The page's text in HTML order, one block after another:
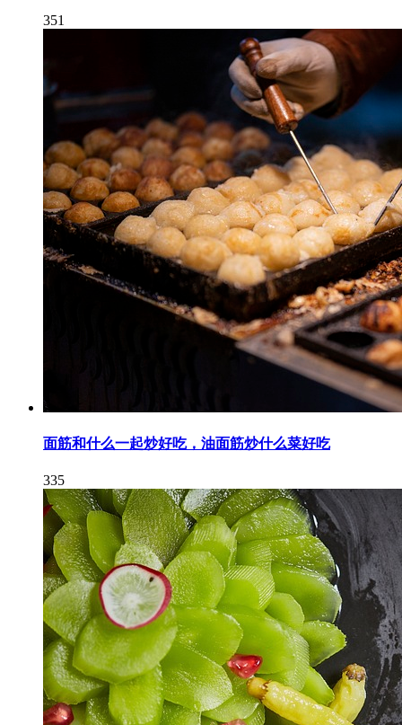
351
面筋和什么一起炒好吃，油面筋炒什么菜好吃
335